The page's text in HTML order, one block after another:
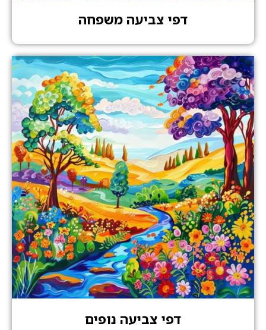
דפי צביעה משפחה
דפי צביעה נופים